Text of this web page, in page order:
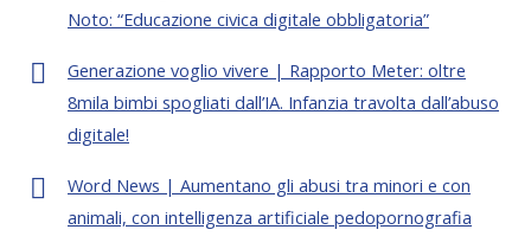
Noto: “Educazione civica digitale obbligatoria”
Generazione voglio vivere | Rapporto Meter: oltre
8mila bimbi spogliati dall’IA. Infanzia travolta dall’abuso
digitale!
Word News | Aumentano gli abusi tra minori e con
animali, con intelligenza artificiale pedopornografia